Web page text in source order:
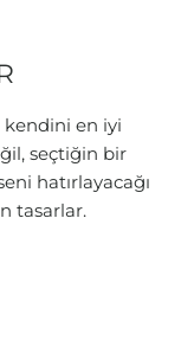
kendini en iyi
seçtiğin bir
hatırlayacağı
tasarlar.